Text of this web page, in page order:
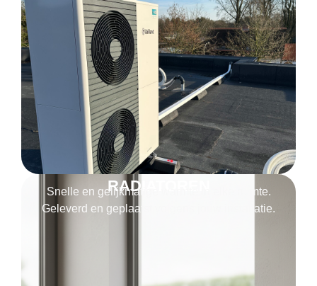
RADIATOREN
Snelle en gelijkmatige warmte in elke ruimte.
Geleverd en geplaatst volgens jouw installatie.